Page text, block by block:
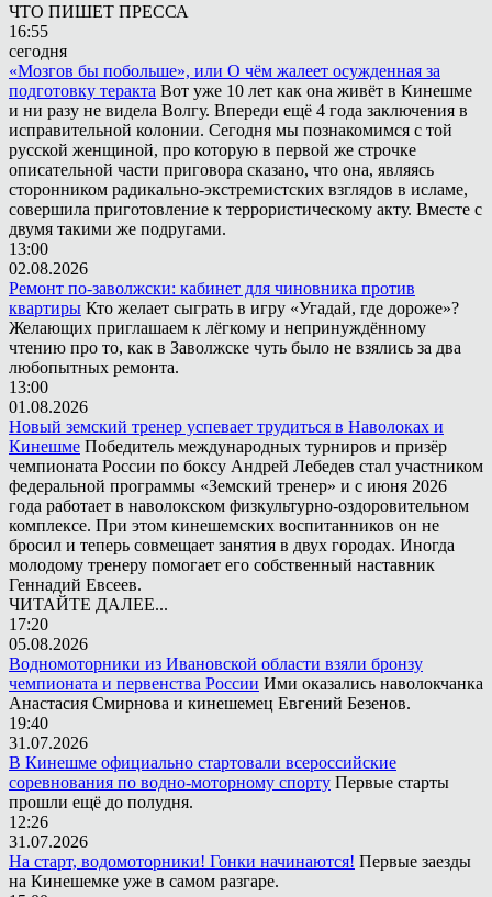
ЧТО ПИШЕТ ПРЕССА
16:55
сегодня
«Мозгов бы побольше», или О чём жалеет осужденная за
подготовку теракта Вот уже 10 лет как она живёт в Кинешме
и ни разу не видела Волгу. Впереди ещё 4 года заключения в
исправительной колонии. Сегодня мы познакомимся с той
русской женщиной, про которую в первой же строчке
описательной части приговора сказано, что она, являясь
сторонником радикально-экстремистских взглядов в исламе,
совершила приготовление к террористическому акту. Вместе с
двумя такими же подругами.
13:00
02.08.2026
Ремонт по-заволжски: кабинет для чиновника против
квартиры Кто желает сыграть в игру «Угадай, где дороже»?
Желающих приглашаем к лёгкому и непринуждённому
чтению про то, как в Заволжске чуть было не взялись за два
любопытных ремонта.
13:00
01.08.2026
Новый земский тренер успевает трудиться в Наволоках и
Кинешме Победитель международных турниров и призёр
чемпионата России по боксу Андрей Лебедев стал участником
федеральной программы «Земский тренер» и с июня 2026
года работает в наволокском физкультурно-оздоровительном
комплексе. При этом кинешемских воспитанников он не
бросил и теперь совмещает занятия в двух городах. Иногда
молодому тренеру помогает его собственный наставник
Геннадий Евсеев.
ЧИТАЙТЕ ДАЛЕЕ...
17:20
05.08.2026
Водномоторники из Ивановской области взяли бронзу
чемпионата и первенства России Ими оказались наволокчанка
Анастасия Смирнова и кинешемец Евгений Безенов.
19:40
31.07.2026
В Кинешме официально стартовали всероссийские
соревнования по водно-моторному спорту Первые старты
прошли ещё до полудня.
12:26
31.07.2026
На старт, водомоторники! Гонки начинаются! Первые заезды
на Кинешемке уже в самом разгаре.